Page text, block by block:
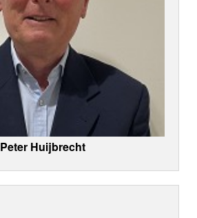
Peter Huijbrecht